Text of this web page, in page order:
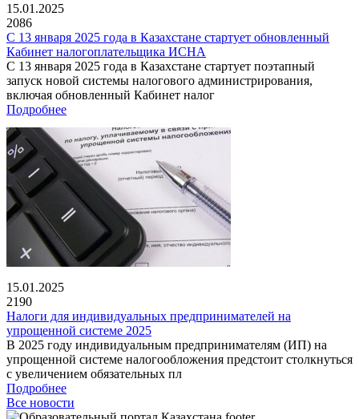
15.01.2025
2086
С 13 января 2025 года в Казахстане стартует обновленный
Кабинет налогоплательщика ИСНА
С 13 января 2025 года в Казахстане стартует поэтапный
запуск новой системы налогового администрирования,
включая обновленный Кабинет налог
Подробнее
15.01.2025
2190
Налоги для индивидуальных предпринимателей на
упрощенной системе 2025
В 2025 году индивидуальным предпринимателям (ИП) на
упрощенной системе налогообложения предстоит столкнуться
с увеличением обязательных пл
Подробнее
Все новости